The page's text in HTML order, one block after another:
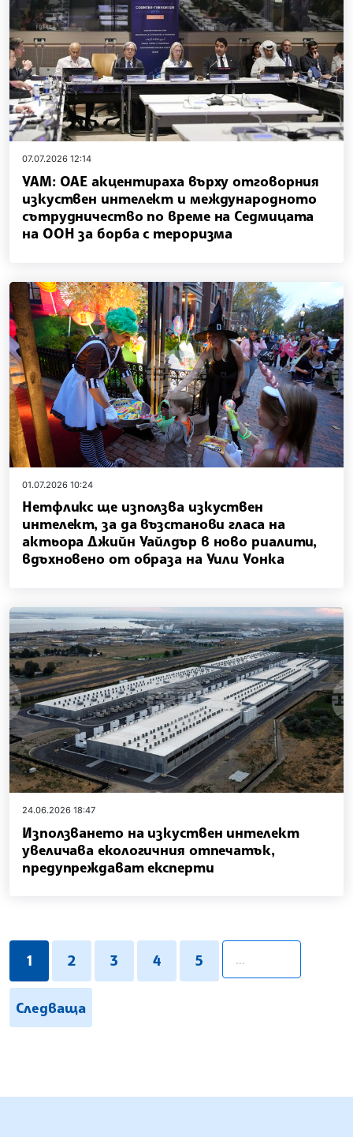
07.07.2026 12:14
УАМ: ОАЕ акцентираха върху отговорния
изкуствен интелект и международното
сътрудничество по време на Седмицата
на ООН за борба с тероризма
01.07.2026 10:24
Нетфликс ще използва изкуствен
интелект, за да възстанови гласа на
актьора Джийн Уайлдър в ново риалити,
вдъхновено от образа на Уили Уонка
24.06.2026 18:47
Използването на изкуствен интелект
увеличава екологичния отпечатък,
предупреждават експерти
1 2 3 4 5
Следваща